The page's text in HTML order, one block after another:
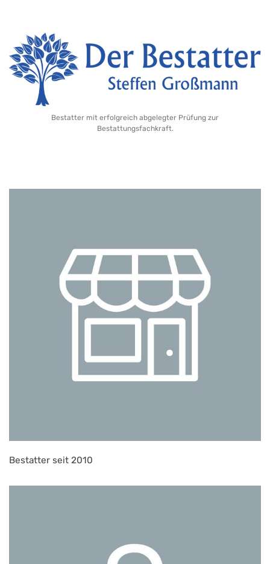
Bestatter mit erfolgreich abgelegter Prüfung zur
Bestattungsfachkraft.
Bestatter seit 2010